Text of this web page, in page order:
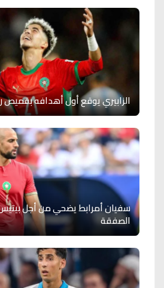
الزابيري يوقع أول أهدافه بقميص
سفيان أمرابط يضحي من أجل
الصفقة